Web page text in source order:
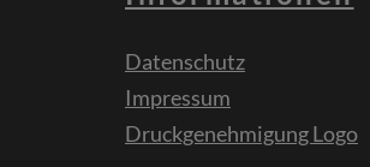
Datenschutz
Impressum
Druckgenehmigung Logo